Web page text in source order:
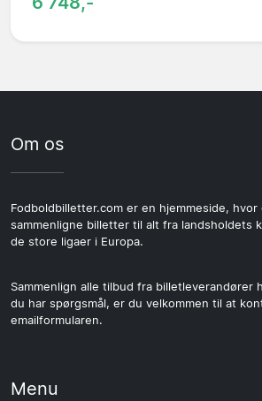
Om os
Fodboldbilletter.com er en hjemmeside,
sammenligne billetter til alt fra landsholdets
de store ligaer i Europa.
Sammenlign alle tilbud fra billetleverandører
du har spørgsmål, er du velkommen til at
emailformularen.
Menu